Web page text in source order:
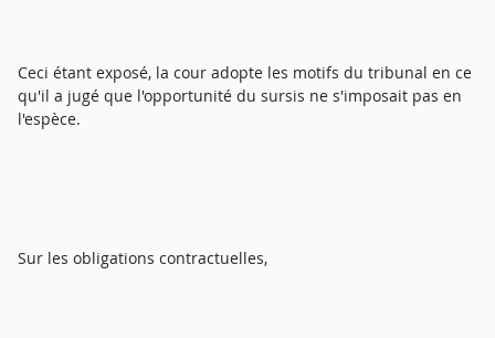
Ceci étant exposé, la cour adopte les motifs du tribunal en ce
qu'il a jugé que l'opportunité du sursis ne s'imposait pas en
l'espèce.
Sur les obligations contractuelles,